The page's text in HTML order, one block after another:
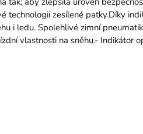
technologii zesílené patky.Díky
i ledu. Spolehlivé zimní
vlastnosti na sněhu.- Indikátor